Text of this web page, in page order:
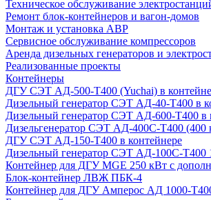
Техническое обслуживание
Ремонт блок-контейнеров и вагон-домов
Монтаж и установка АВР
Сервисное обслуживание компрессоров
Аренда дизельных генераторов и
Реализованные проекты
Контейнеры
ДГУ СЭТ АД-500-Т400 (Yuchai) в
Дизельный генератор СЭТ АД-40-Т400 в
Дизельный генератор СЭТ АД-600-Т400 в
Дизельгенератор СЭТ АД-400С-Т400 (400
ДГУ СЭТ АД-150-Т400 в контейнере
Дизельный генератор СЭТ АД-100С-Т400
Контейнер для ДГУ MGE 250 кВт с
Блок-контейнер ЛВЖ ПБК-4
Контейнер для ДГУ Амперос АД 1000-